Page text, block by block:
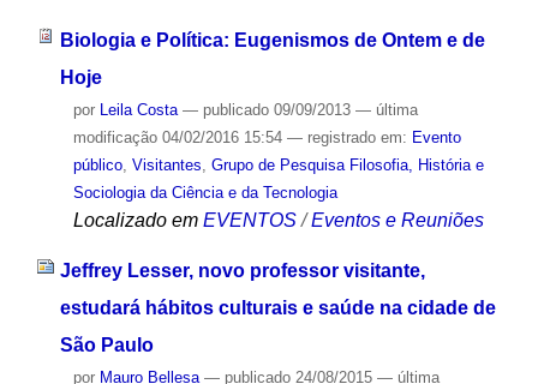
Biologia e Política: Eugenismos de Ontem e de
Hoje
por Leila Costa — publicado09/09/2013 — última
modificação04/02/2016 15:54 — registrado em: Evento
público, Visitantes Grupo de Pesquisa Filosofia, História e
Sociologia da Ciência e da Tecnologia
Localizado em EVENTOS /Eventos e Reuniões
Jeffrey Lesser, novo professor visitante,
estudará hábitos culturais e saúde na cidade de
São Paulo
por Mauro Bellesa — publicado24/08/2015 — última